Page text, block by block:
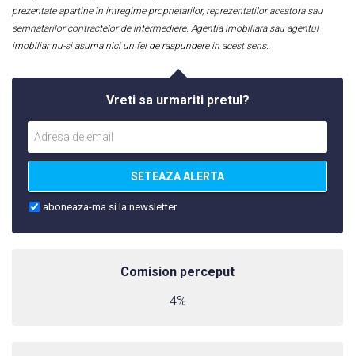
prezentate apartine in intregime proprietarilor, reprezentatilor acestora sau
semnatarilor contractelor de intermediere. Agentia imobiliara sau agentul
imobiliar nu-si asuma nici un fel de raspundere in acest sens.
Vreti sa urmariti pretul?
SETEAZA ALERTA
aboneaza-ma si la newsletter
Comision perceput
4%